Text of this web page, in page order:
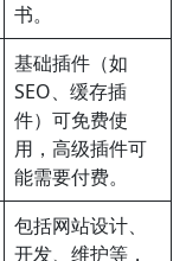
书。
基础插件（如
SEO、缓存插
件）可免费使
用，高级插件可
能需要付费。
包括网站设计、
开发、维护等，